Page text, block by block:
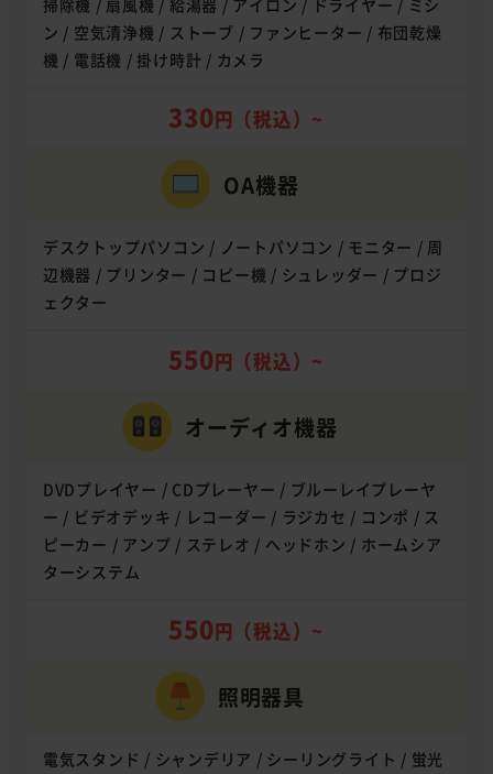
掃除機 / 扇風機 / 給湯器 / アイロン / ドライヤー / ミシ
ン / 空気清浄機 / ストーブ / ファンヒーター / 布団乾燥
機 / 電話機 / 掛け時計 / カメラ
330円（税込）~
OA機器
デスクトップパソコン / ノートパソコン / モニター / 周
辺機器 / プリンター / コピー機 / シュレッダー / プロジ
ェクター
550円（税込）~
オーディオ機器
DVDプレイヤー / CDプレーヤー / ブルーレイプレーヤ
ー / ビデオデッキ / レコーダー / ラジカセ / コンポ / ス
ピーカー / アンプ / ステレオ / ヘッドホン / ホームシア
ターシステム
550円（税込）~
照明器具
電気スタンド / シャンデリア / シーリングライト / 蛍光